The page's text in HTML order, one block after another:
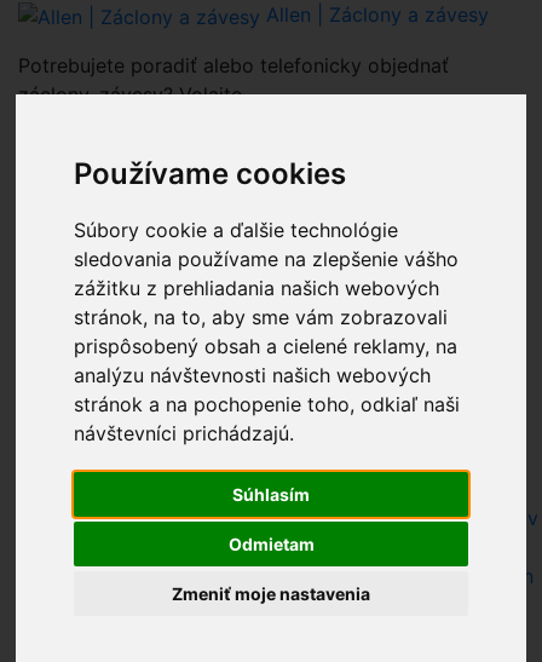
Používame cookies
Súbory cookie a ďalšie technológie
sledovania používame na zlepšenie vášho
zážitku z prehliadania našich webových
stránok, na to, aby sme vám zobrazovali
prispôsobený obsah a cielené reklamy, na
analýzu návštevnosti našich webových
stránok a na pochopenie toho, odkiaľ naši
návštevníci prichádzajú.
Súhlasím
Odmietam
Zmeniť moje nastavenia
Allen | Záclony a závesy
Potrebujete poradiť alebo telefonicky objednať
záclony, závesy? Volajte
Nákupný košík(0) Celkovo: 0.00€
Nákupný košík je prázdny
pri hľadaní farby zadajte iba farbu
Nákupný košík - Allen - zaclony zavesy.sk
Kontaktné informácie - zaclonyzavesy.sk Allen.sk
Záclony a závesy za bezkonkurenčné ceny - Allen
Užitočné informácie - rady k nákupu záclon, závesov
Obchodné podmienky e-shopu záclony závesy, Allen
Súhlas so spracovaním osobných údajov Allen s.r.o.